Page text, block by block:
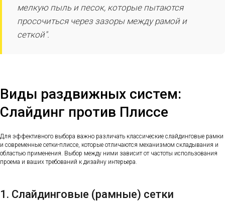
мелкую пыль и песок, которые пытаются
просочиться через зазоры между рамой и
сеткой".
Виды раздвижных систем:
Слайдинг против Плиссе
Для эффективного выбора важно различать классические слайдинговые рамки
и современные сетки-плиссе, которые отличаются механизмом складывания и
областью применения. Выбор между ними зависит от частоты использования
проема и ваших требований к дизайну интерьера.
1. Слайдинговые (рамные) сетки